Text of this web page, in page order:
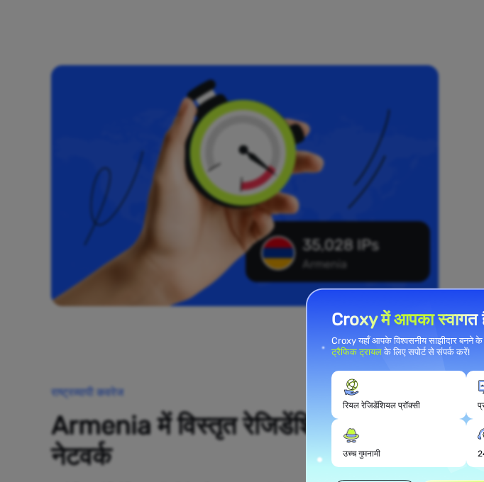
35,028 IPs
Armenia
राष्ट्रव्यापी कवरेज
Armenia में विस्तृत रेजिडेंशियल प्रॉक्सी
नेटवर्क
Croxy में आपका स्वागत
Croxy यहाँ आपके विश्वसनीय साझीदार बनने के
ट्रैफिक ट्रायलके लिए सपोर्ट से संपर्क करें!
रियल रेजिडेंशियल प्रॉक्सी
उच्च गुमनामी